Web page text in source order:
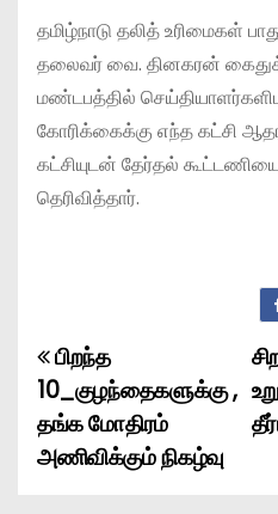
தமிழ்நாடு தலித் உரிமைகள்
தலைவர் வை. தினகரன்
மண்டபத்தில்
கோரிக்கைக்கு எந்த கட்சி
கட்சியுடன் தேர்தல்
தெரிவித்தார்.
P
o
s
பிறந்த
10_குழந்தைகளுக்கு ,
தங்க மோதிரம்
அணிவிக்கும் நிகழ்வு